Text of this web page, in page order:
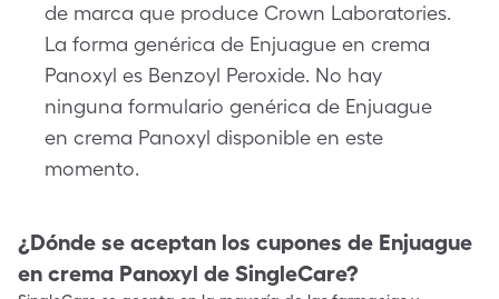
de marca que produce Crown Laboratories.
La forma genérica de Enjuague en crema
Panoxyl es Benzoyl Peroxide. No hay
ninguna formulario genérica de Enjuague
en crema Panoxyl disponible en este
momento.
¿Dónde se aceptan los cupones de Enjuague
en crema Panoxyl de SingleCare?